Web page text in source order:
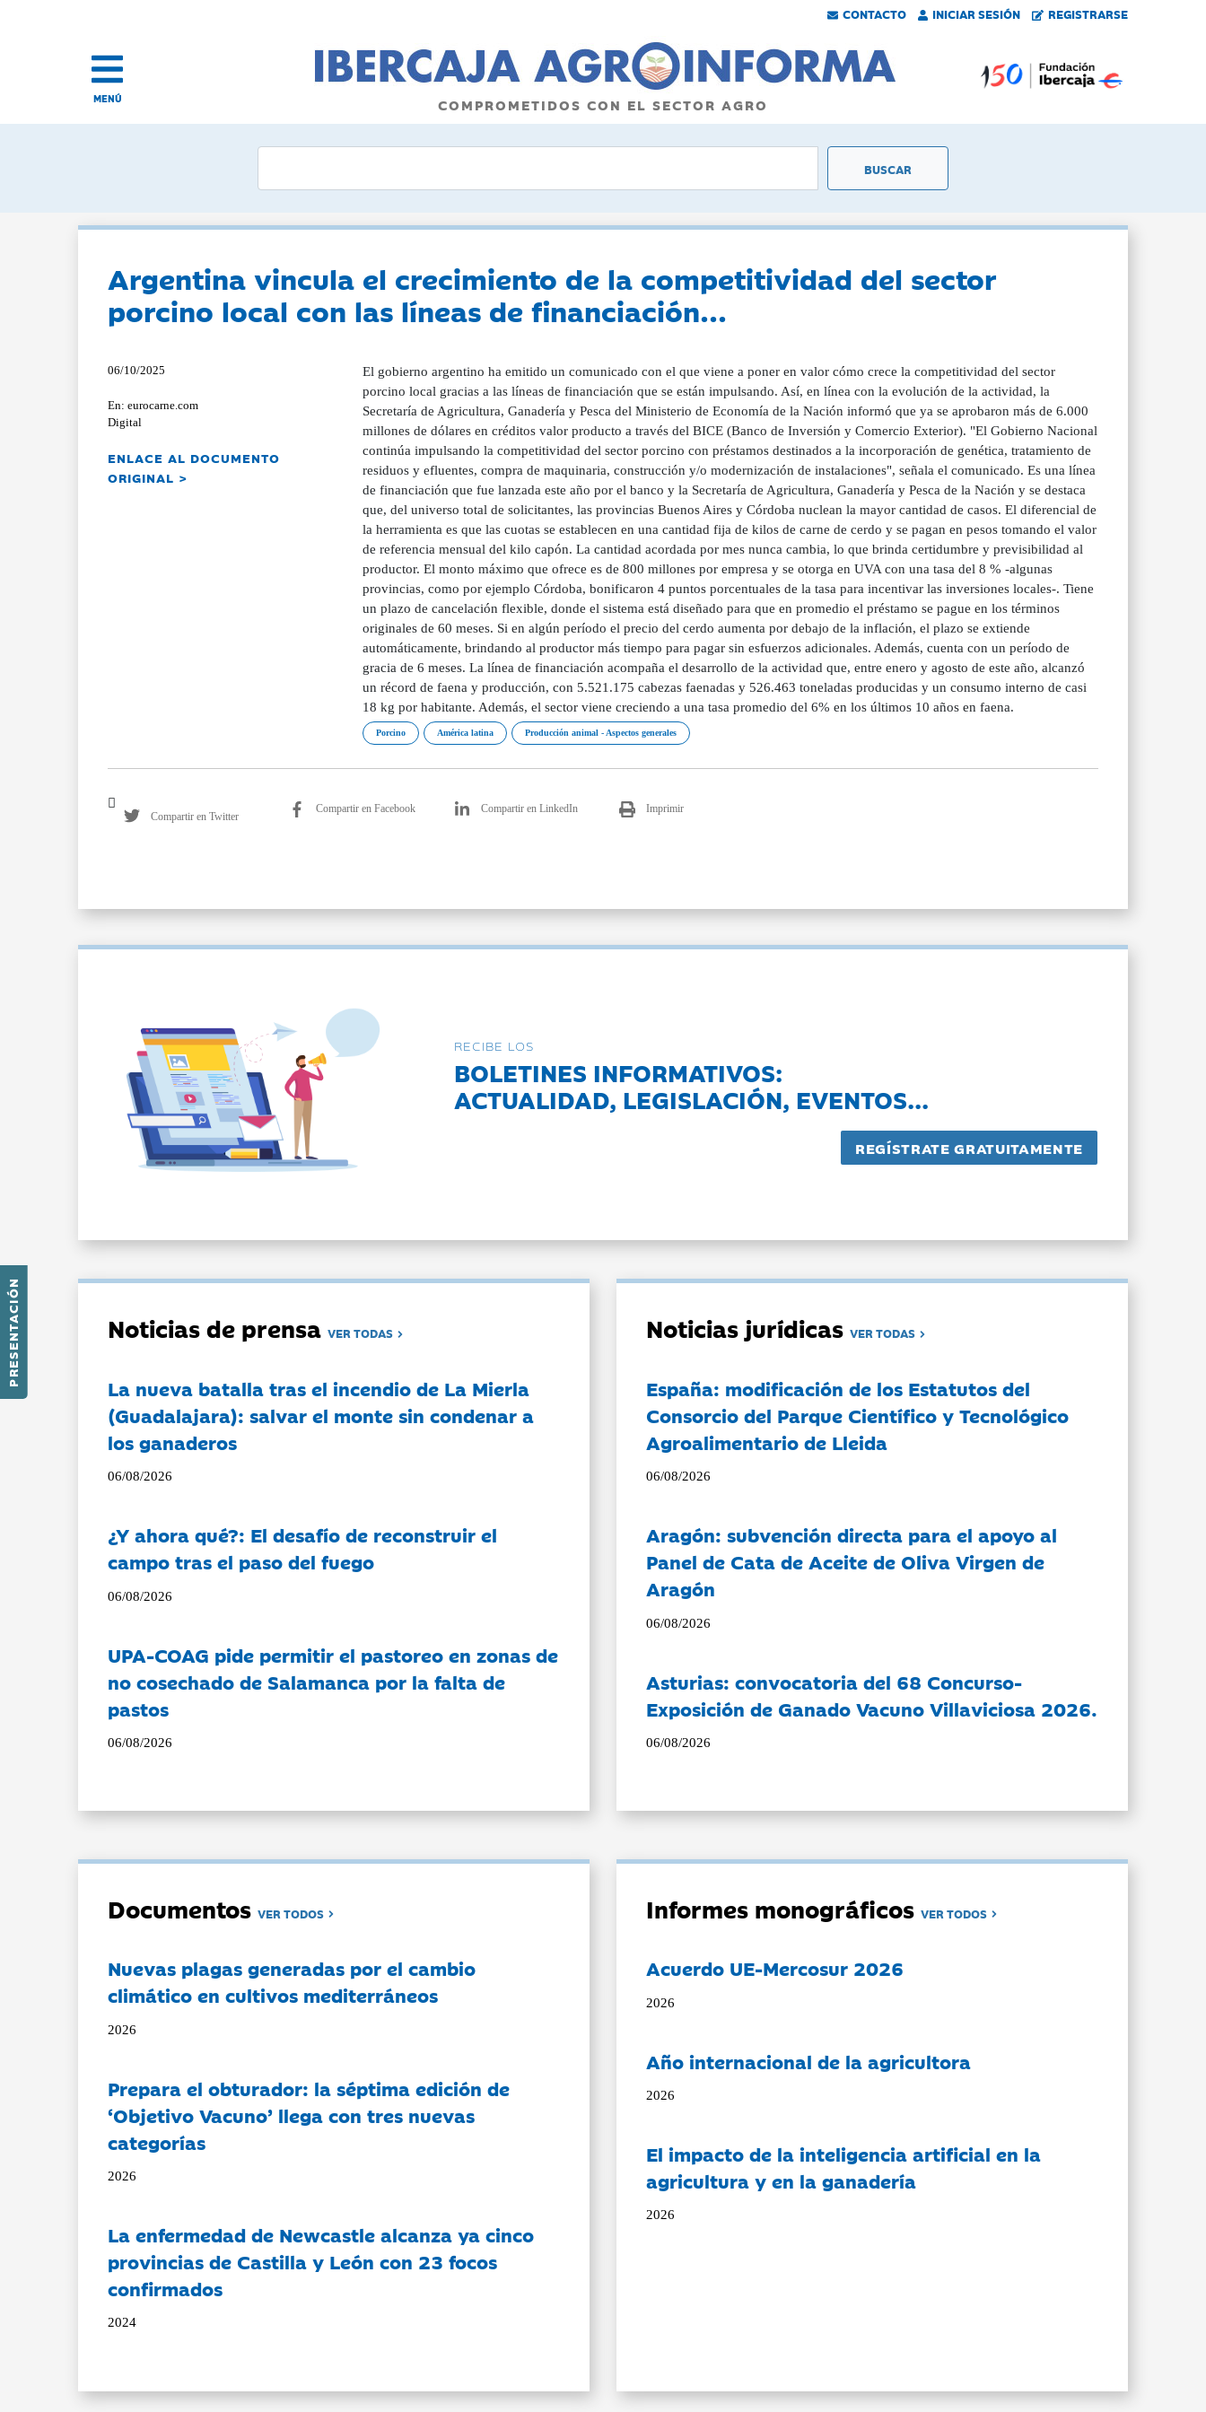
CONTACTO INICIAR SESIÓN REGISTRARSE
PRESENTACIÓN
MENÚ COMPROMETIDOS CON EL SECTOR AGRO
Argentina vincula el crecimiento de la competitividad del sector
porcino local con las líneas de financiación...
06/10/2025
En: eurocarne.com
Digital
ENLACE AL DOCUMENTO
ORIGINAL >
El gobierno argentino ha emitido un comunicado con el que viene a poner en valor cómo crece la competitividad del sector
porcino local gracias a las líneas de financiación que se están impulsando. Así, en línea con la evolución de la actividad, la
Secretaría de Agricultura, Ganadería y Pesca del Ministerio de Economía de la Nación informó que ya se aprobaron más de 6.000
millones de dólares en créditos valor producto a través del BICE (Banco de Inversión y Comercio Exterior). "El Gobierno Nacional
continúa impulsando la competitividad del sector porcino con préstamos destinados a la incorporación de genética, tratamiento de
residuos y efluentes, compra de maquinaria, construcción y/o modernización de instalaciones", señala el comunicado. Es una línea
de financiación que fue lanzada este año por el banco y la Secretaría de Agricultura, Ganadería y Pesca de la Nación y se destaca
que, del universo total de solicitantes, las provincias Buenos Aires y Córdoba nuclean la mayor cantidad de casos. El diferencial de
la herramienta es que las cuotas se establecen en una cantidad fija de kilos de carne de cerdo y se pagan en pesos tomando el valor
de referencia mensual del kilo capón. La cantidad acordada por mes nunca cambia, lo que brinda certidumbre y previsibilidad al
productor. El monto máximo que ofrece es de 800 millones por empresa y se otorga en UVA con una tasa del 8 % -algunas
provincias, como por ejemplo Córdoba, bonificaron 4 puntos porcentuales de la tasa para incentivar las inversiones locales-. Tiene
un plazo de cancelación flexible, donde el sistema está diseñado para que en promedio el préstamo se pague en los términos
originales de 60 meses. Si en algún período el precio del cerdo aumenta por debajo de la inflación, el plazo se extiende
automáticamente, brindando al productor más tiempo para pagar sin esfuerzos adicionales. Además, cuenta con un período de
gracia de 6 meses. La línea de financiación acompaña el desarrollo de la actividad que, entre enero y agosto de este año, alcanzó
un récord de faena y producción, con 5.521.175 cabezas faenadas y 526.463 toneladas producidas y un consumo interno de casi
18 kg por habitante. Además, el sector viene creciendo a una tasa promedio del 6% en los últimos 10 años en faena.
Porcino América latina Producción animal - Aspectos generales
Compartir en Twitter
Compartir en Facebook Compartir en LinkedIn Imprimir
RECIBE LOS
BOLETINES INFORMATIVOS:
ACTUALIDAD, LEGISLACIÓN, EVENTOS...
Noticias de prensaVER TODAS
La nueva batalla tras el incendio de La Mierla
(Guadalajara): salvar el monte sin condenar a
los ganaderos
06/08/2026
¿Y ahora qué?: El desafío de reconstruir el
campo tras el paso del fuego
06/08/2026
UPA-COAG pide permitir el pastoreo en zonas de
no cosechado de Salamanca por la falta de
pastos
06/08/2026
Noticias jurídicasVER TODAS
España: modificación de los Estatutos del
Consorcio del Parque Científico y Tecnológico
Agroalimentario de Lleida
06/08/2026
Aragón: subvención directa para el apoyo al
Panel de Cata de Aceite de Oliva Virgen de
Aragón
06/08/2026
Asturias: convocatoria del 68 Concurso-
Exposición de Ganado Vacuno Villaviciosa 2026.
06/08/2026
DocumentosVER TODOS
Nuevas plagas generadas por el cambio
climático en cultivos mediterráneos
2026
Prepara el obturador: la séptima edición de
‘Objetivo Vacuno’ llega con tres nuevas
categorías
2026
La enfermedad de Newcastle alcanza ya cinco
provincias de Castilla y León con 23 focos
confirmados
2024
Informes monográficosVER TODOS
Acuerdo UE-Mercosur 2026
2026
Año internacional de la agricultora
2026
El impacto de la inteligencia artificial en la
agricultura y en la ganadería
2026